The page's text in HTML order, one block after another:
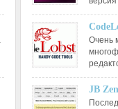
Очень
JB